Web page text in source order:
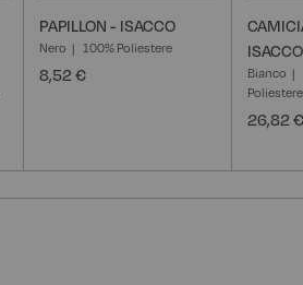
PAPILLON - ISACCO
Nero 100% Poliestere
8,52 €
ISACCO
Bianco
26,82 €